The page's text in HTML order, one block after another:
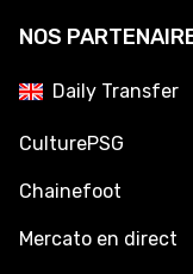
NOS
Daily Transfer
CulturePSG
Chainefoot
Mercato en direct